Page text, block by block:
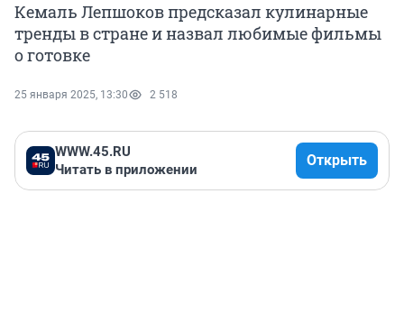
Кемаль Лепшоков предсказал кулинарные
тренды в стране и назвал любимые фильмы
о готовке
25 января 2025, 13:30 2 518
WWW.45.RU
Читать в приложении
Открыть